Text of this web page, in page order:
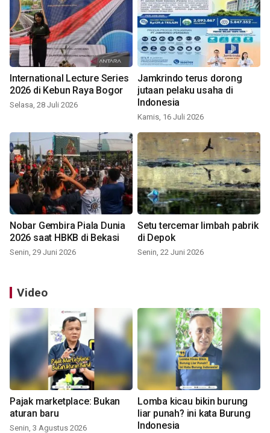
International Lecture Series
2026 di Kebun Raya Bogor
Selasa, 28 Juli 2026
Jamkrindo terus dorong
jutaan pelaku usaha di
Indonesia
Kamis, 16 Juli 2026
Nobar Gembira Piala Dunia
2026 saat HBKB di Bekasi
Senin, 29 Juni 2026
Setu tercemar limbah pabrik
di Depok
Senin, 22 Juni 2026
Video
Pajak marketplace: Bukan
aturan baru
Senin, 3 Agustus 2026
Lomba kicau bikin burung
liar punah? ini kata Burung
Indonesia